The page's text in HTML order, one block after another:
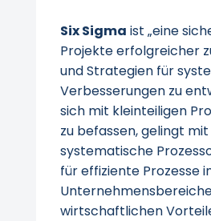
Six Sigma ist „eine
Projekte erfolgreicher
und Strategien für
Verbesserungen zu
sich mit kleinteiligen
zu befassen, gelingt mit
systematische
für effiziente Prozesse
wirtschaftlichen